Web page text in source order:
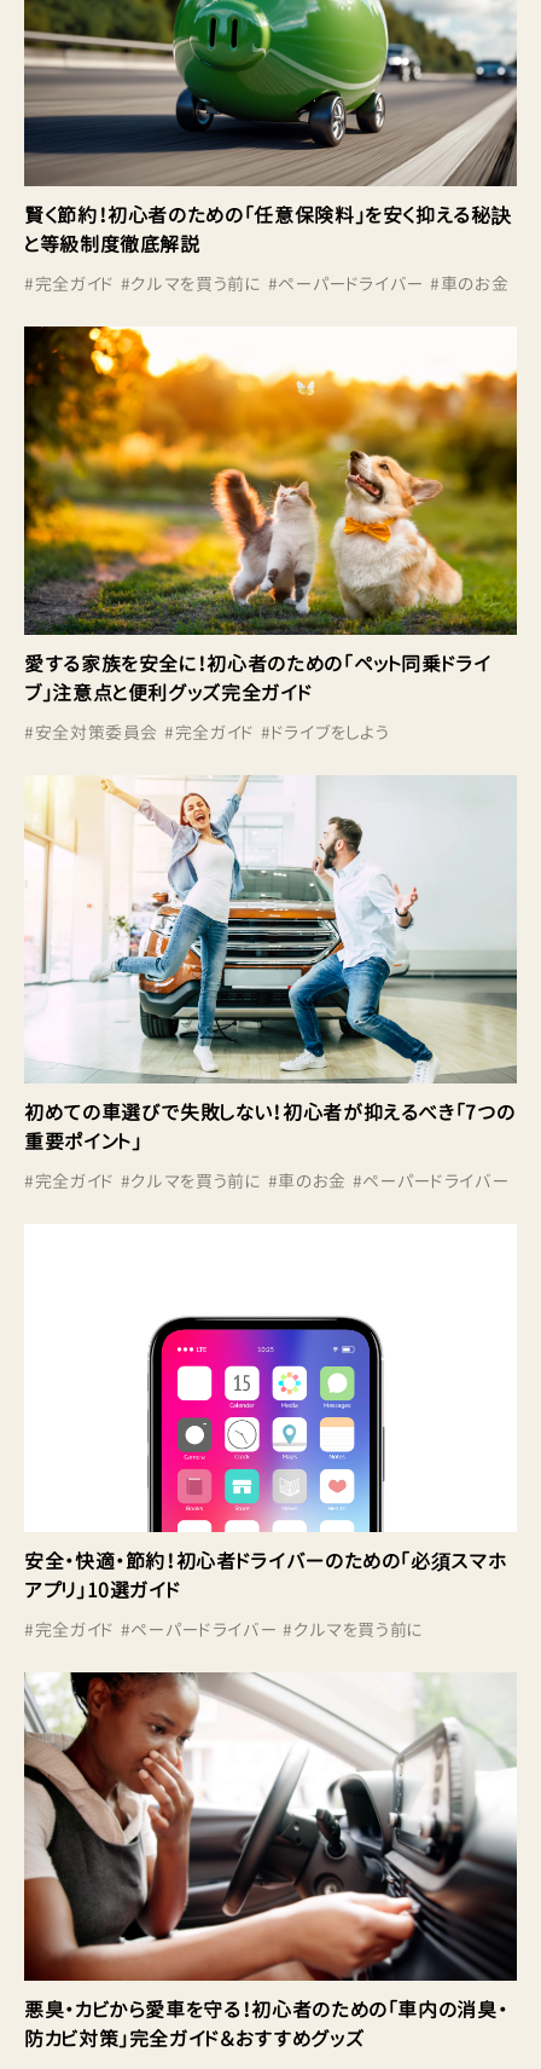
賢く節約！初心者のための「任意保険料」を安く抑える秘訣
と等級制度徹底解説
#完全ガイド #クルマを買う前に #ペーパードライバー #車のお金
愛する家族を安全に！初心者のための「ペット同乗ドライ
ブ」注意点と便利グッズ完全ガイド
#安全対策委員会 #完全ガイド #ドライブをしよう
初めての車選びで失敗しない！初心者が抑えるべき「7つの
重要ポイント」
#完全ガイド #クルマを買う前に #車のお金 #ペーパードライバー
安全・快適・節約！初心者ドライバーのための「必須スマホ
アプリ」10選ガイド
#完全ガイド #ペーパードライバー #クルマを買う前に
悪臭・カビから愛車を守る！初心者のための「車内の消臭・
防カビ対策」完全ガイド＆おすすめグッズ